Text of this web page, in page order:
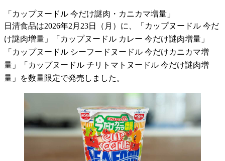
「カップヌードル 今だけ謎肉・カニカマ増量」
日清食品は2026年2月23日（月）に、「カップヌードル 今だ
け謎肉増量」「カップヌードル カレー 今だけ謎肉増量」
「カップヌードル シーフードヌードル 今だけカニカマ増
量」「カップヌードル チリトマトヌードル 今だけ謎肉増
量」を数量限定で発売しました。